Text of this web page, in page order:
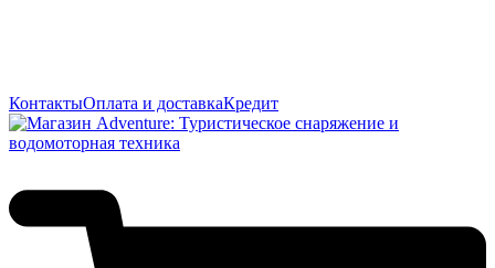
КонтактыОплата и доставкаКредит